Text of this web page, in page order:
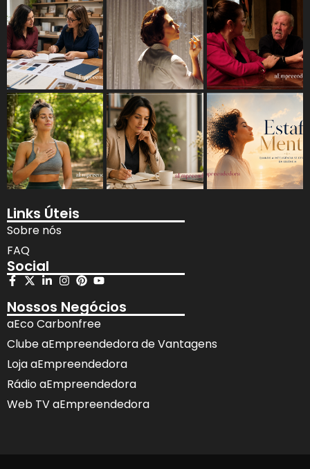
Links Úteis
Sobre nós
FAQ
Social
Nossos Negócios
aEco Carbonfree
Clube aEmpreendedora de Vantagens
Loja aEmpreendedora
Rádio aEmpreendedora
Web TV aEmpreendedora